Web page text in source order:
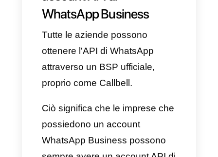
Possibilità di impostare orari di
informare tutti i tuoi clienti in
maniera simultanea e
ordinata.
Supporto di risposte
automatiche rapide ed
esaurienti, limitando